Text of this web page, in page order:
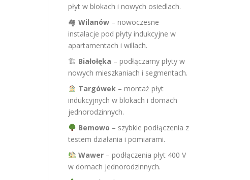
płyt w blokach i nowych osiedlach.
🏘 Wilanów – nowoczesne
instalacje pod płyty indukcyjne w
apartamentach i willach.
🏗 Białołęka – podłączamy płyty w
nowych mieszkaniach i segmentach.
Targówek– montaż płyt
indukcyjnych w blokach i domach
jednorodzinnych.
Bemowo – szybkie podłączenia z
testem działania i pomiarami.
Wawer– podłączenia płyt 400 V
w domach jednorodzinnych.